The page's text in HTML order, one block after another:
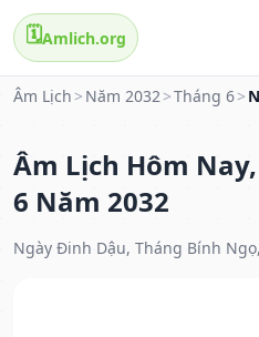
🗓️Amlich.org
Âm Lịch > Năm 2032>Tháng 6>
Âm Lịch Hôm
6 Năm 2032
Ngày Đinh Dậu, Tháng Bính